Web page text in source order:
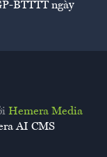
BTTTT ngày
Hemera Media
AI CMS